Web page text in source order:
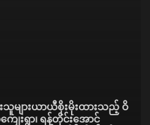
သူများယာယီစိုးမိုးထားသည့် ဝိ
ေးရွာ၊ ရန်တိုင်းအောင်